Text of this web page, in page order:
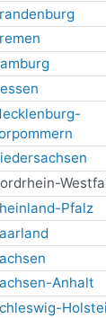
Pfalz
Anhalt